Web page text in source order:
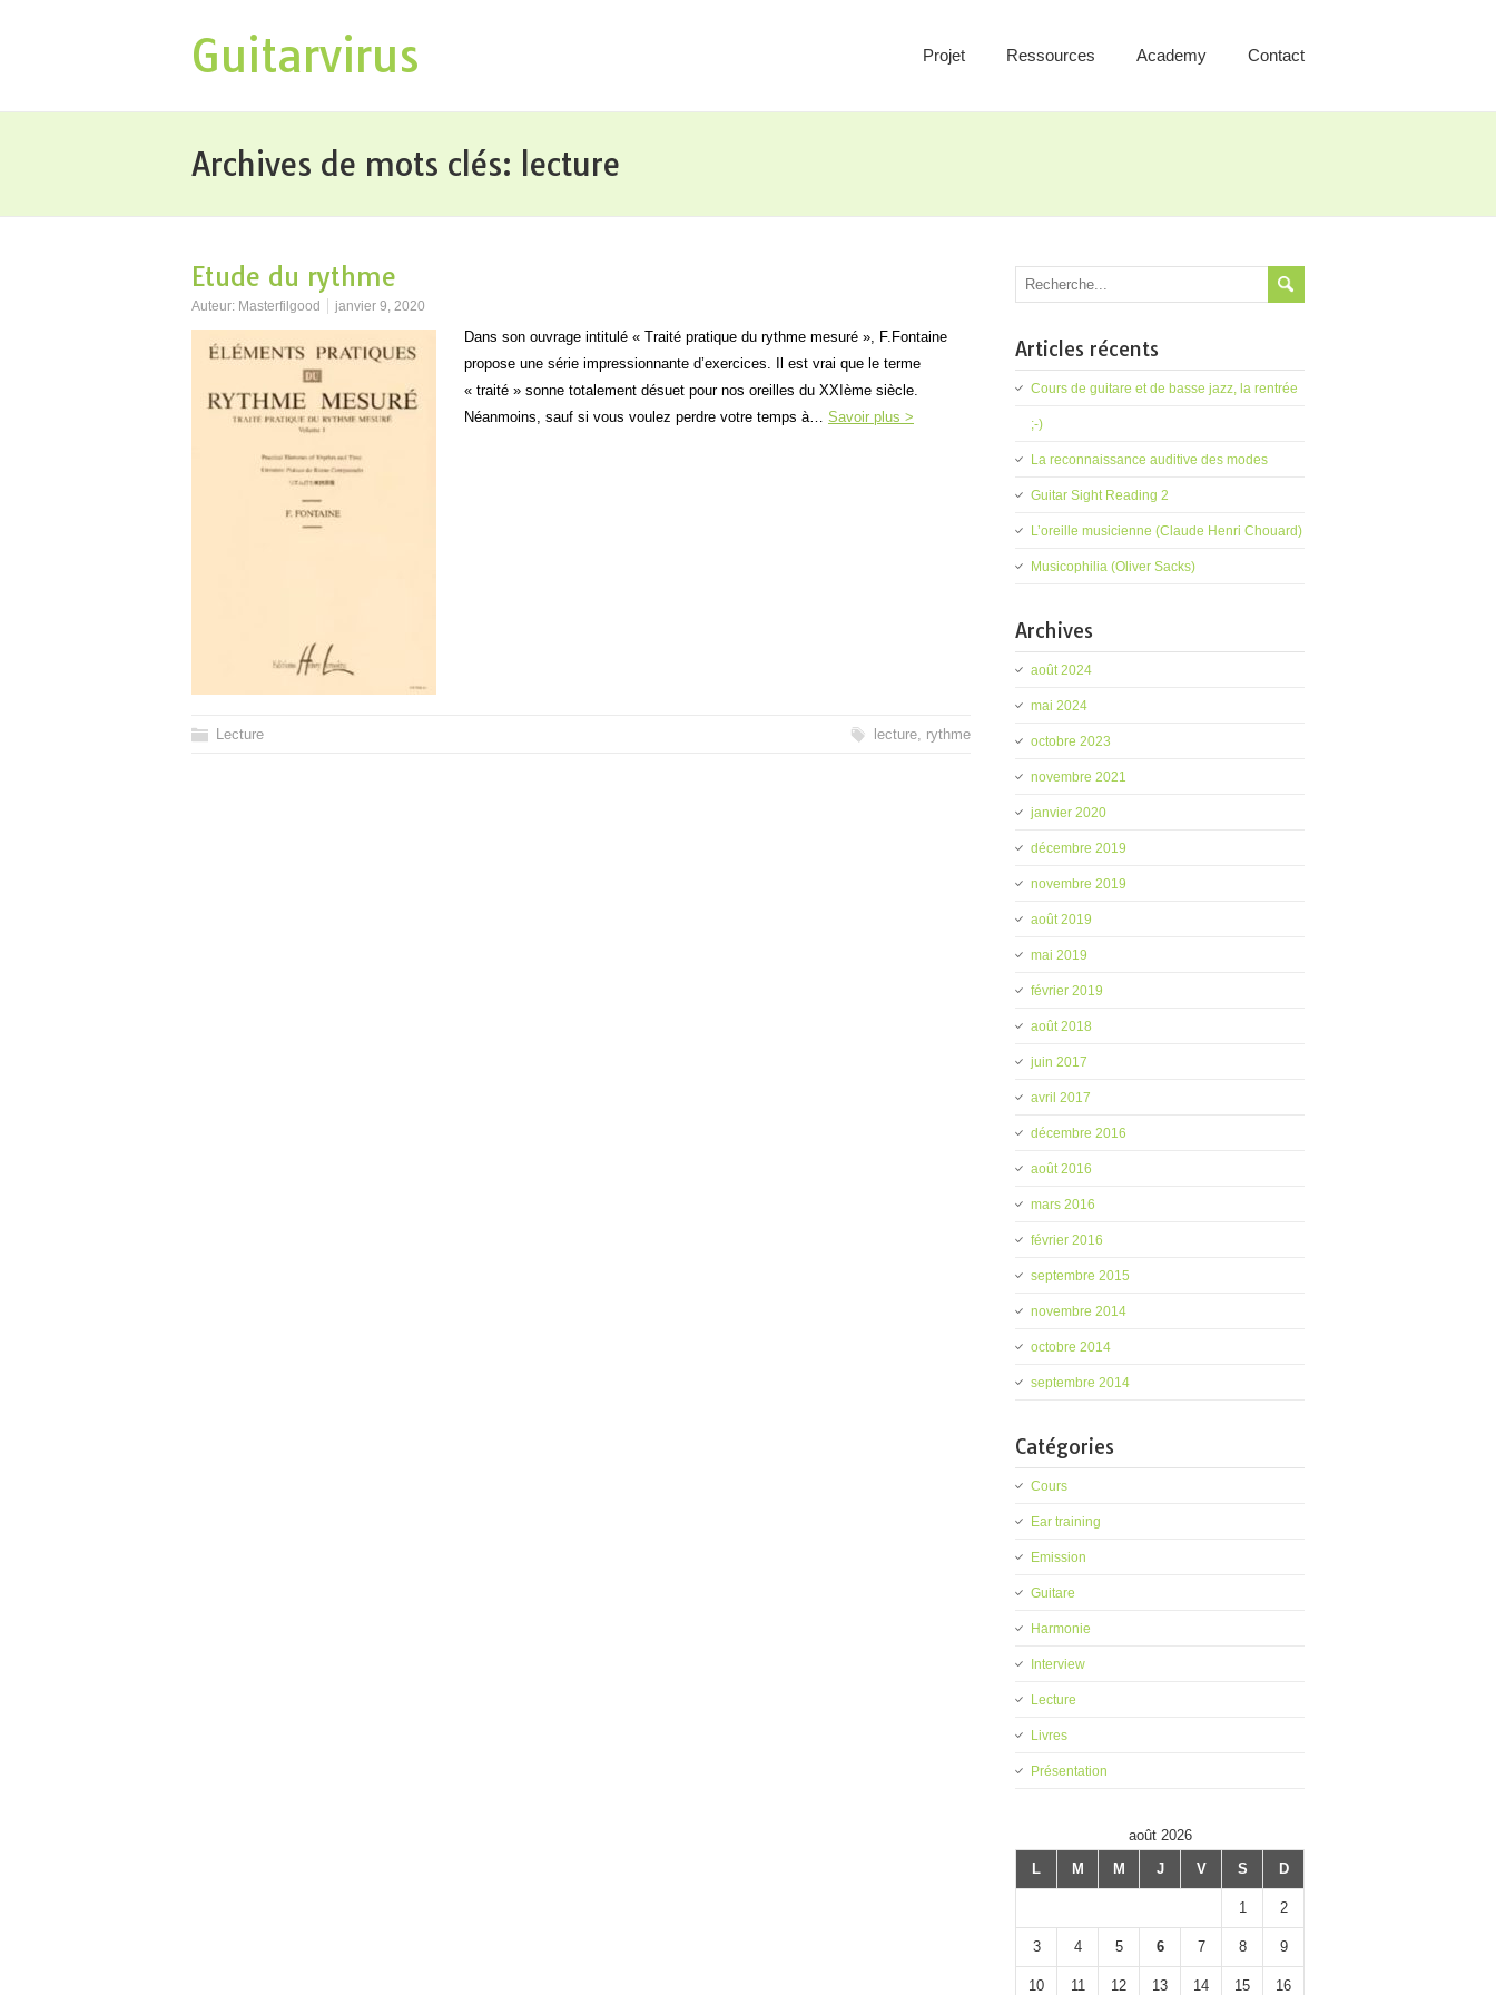
Guitarvirus Projet Ressources Academy Contact
Archives de mots clés: lecture
Etude du rythme
Auteur: Masterfilgood janvier 9, 2020
Dans son ouvrage intitulé « Traité pratique du rythme mesuré », F.Fontaine
propose une série impressionnante d’exercices. Il est vrai que le terme
« traité » sonne totalement désuet pour nos oreilles du XXIème siècle.
Néanmoins, sauf si vous voulez perdre votre temps à… Savoir plus >
Lecture lecture, rythme
Articles récents
Cours de guitare et de basse jazz, la rentrée
;-)
La reconnaissance auditive des modes
Guitar Sight Reading 2
L’oreille musicienne (Claude Henri Chouard)
Musicophilia (Oliver Sacks)
Archives
août 2024
mai 2024
octobre 2023
novembre 2021
janvier 2020
décembre 2019
novembre 2019
août 2019
mai 2019
février 2019
août 2018
juin 2017
avril 2017
décembre 2016
août 2016
mars 2016
février 2016
septembre 2015
novembre 2014
octobre 2014
septembre 2014
Catégories
Cours
Ear training
Emission
Guitare
Harmonie
Interview
Lecture
Livres
Présentation
août 2026
L
M M J V S D
1 2
3 4 5 6 7 8 9
10 11 12 13 14 15 16